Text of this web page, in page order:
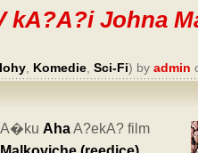
kA?A?i Johna
Komedie Sci-Fi) by admin
AhaA?ekA? film